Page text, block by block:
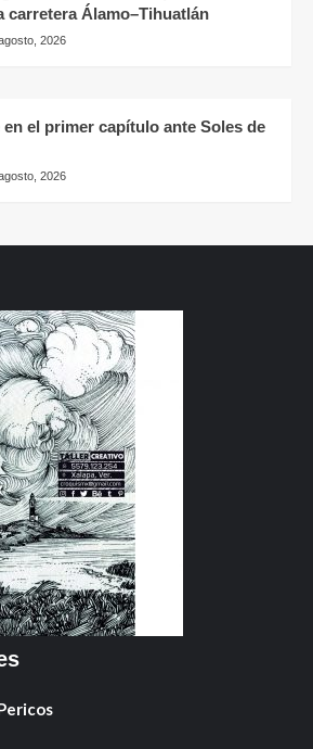
carretera Álamo–Tihuatlán
2026
en el primer capítulo ante Soles de
2026